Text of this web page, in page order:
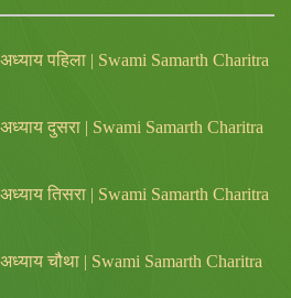
अध्याय पहिला | Swami Samarth Charitra
अध्याय दुसरा | Swami Samarth Charitra
अध्याय तिसरा | Swami Samarth Charitra
अध्याय चौथा | Swami Samarth Charitra